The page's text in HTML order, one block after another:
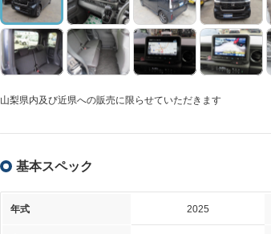
山梨県内及び近県への販売に限らせていただきます
基本スペック
年式 2025